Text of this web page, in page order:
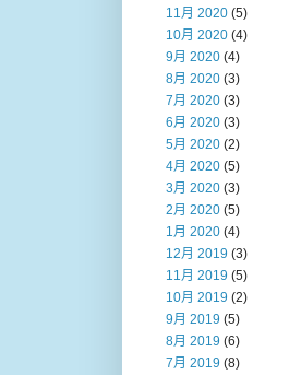
11月 2020 (5)
10月 2020 (4)
9月 2020 (4)
8月 2020 (3)
7月 2020 (3)
6月 2020 (3)
5月 2020 (2)
4月 2020 (5)
3月 2020 (3)
2月 2020 (5)
1月 2020 (4)
12月 2019 (3)
11月 2019 (5)
10月 2019 (2)
9月 2019 (5)
8月 2019 (6)
7月 2019 (8)